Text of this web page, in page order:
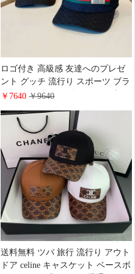
ロゴ付き 高級感 友達へのプレゼ
ント グッチ 流行り スポーツ ブラ
ック 黒 日常 gucci 帽子 ハイブラ
プ 売れ筋 棉
￥7640￥9640
送料無料 ツバ 旅行 流行り アウト
ドア celine キャスケット ベースボ